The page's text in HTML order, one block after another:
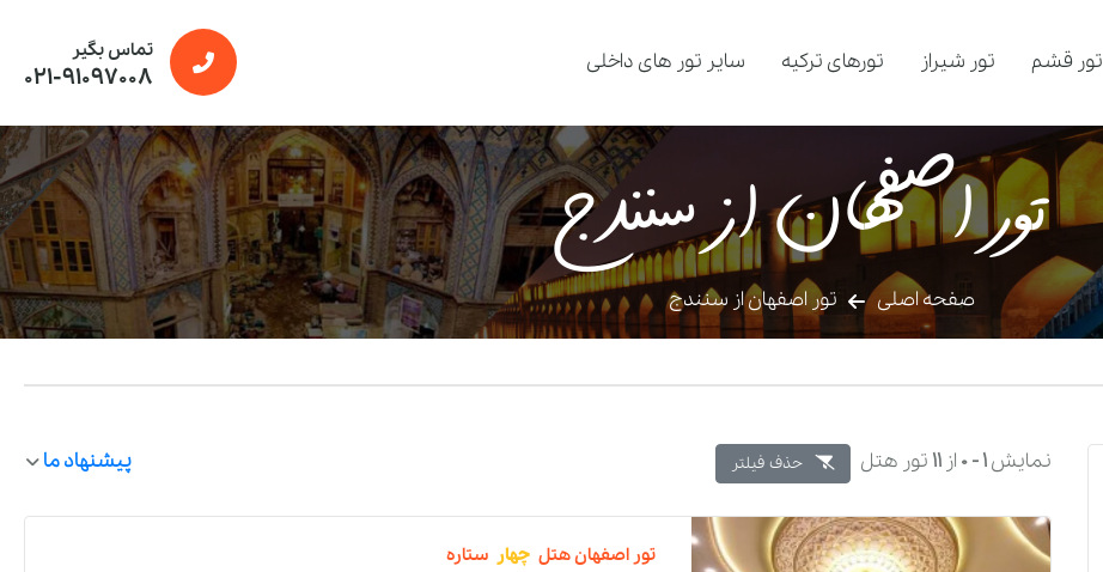
تور قشم تور شیراز تورهای ترکیه سایر تور های داخلی تماس بگیر
021-91097008
تور اصفهان از سنندج
صفحه اصلی تور اصفهان از سنندج
نمایش1 -
0 از 11 تور هتل حذف فیلتر پیشنهاد ما
تور اصفهانهتل چهار ستاره